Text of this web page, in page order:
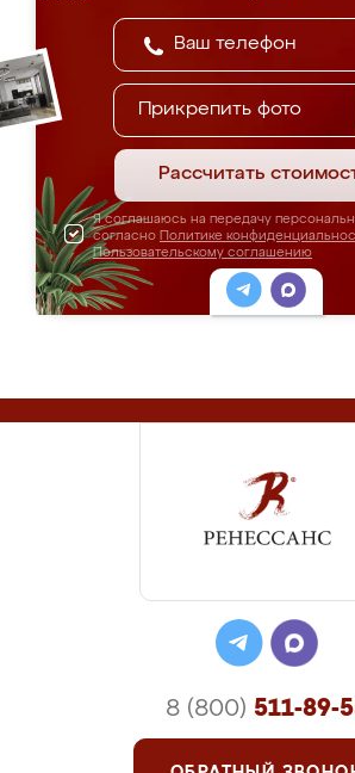
Прикрепить фото
Рассчитать
Я соглашаюсь на передачу
согласно Политике
Пользовательскому соглашению
8 (800) 511-89-